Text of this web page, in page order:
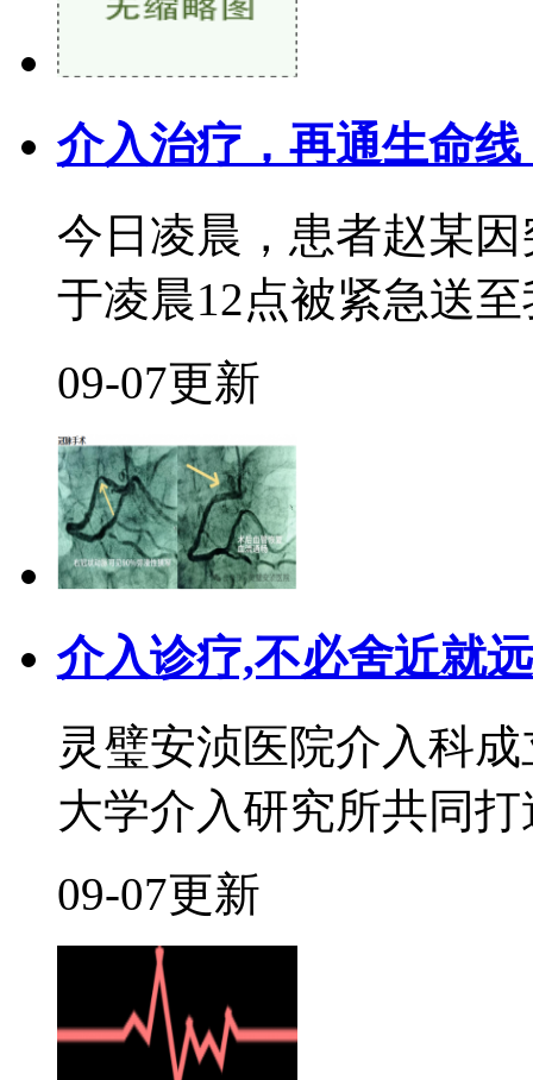
介入治疗，再通生命线
今日凌晨，患者赵某
于凌晨12点被紧急送
09-07更新
介入诊疗,不必舍近就
灵璧安浈医院介入科
大学介入研究所共同
09-07更新